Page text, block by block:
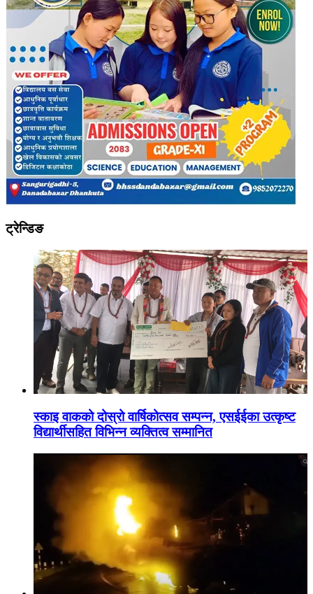
ट्रेन्डिङ
स्काइ वाकको दोस्रो वार्षिकोत्सव सम्पन्न, एसईईका उत्कृष्ट
विद्यार्थीसहित विभिन्न व्यक्तित्व सम्मानित